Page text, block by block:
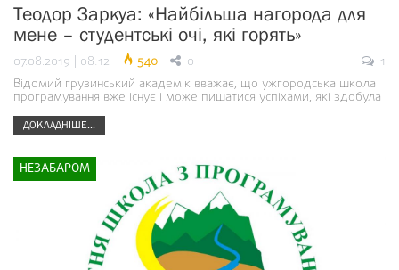
Теодор Заркуа: «Найбільша нагорода для
мене – студентські очі, які горять»
07.08.2019 | 08:12 540 0
1
Відомий грузинський академік вважає, що ужгородська школа
програмування вже існує і може пишатися успіхами, які здобула
ДОКЛАДНІШЕ...
НЕЗАБАРОМ